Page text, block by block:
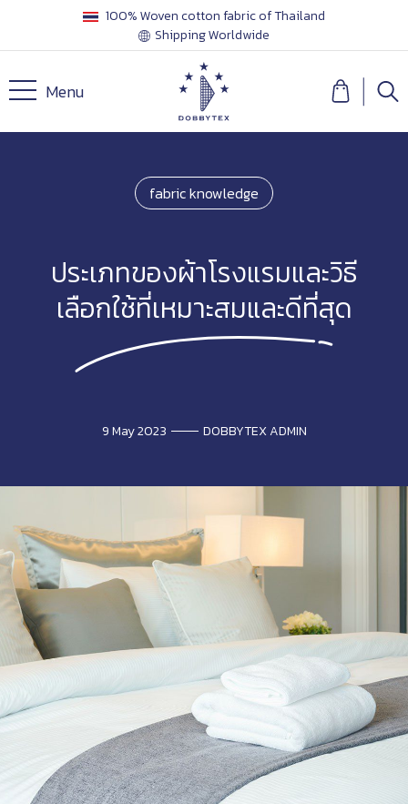
100% Woven cotton fabric of Thailand
Shipping Worldwide
Menu
fabric knowledge
ประเภทของผ้าโรงแรมและวิธี
เลือกใช้ที่เหมาะสมและดีที่สุด
9 May 2023 DOBBYTEX ADMIN